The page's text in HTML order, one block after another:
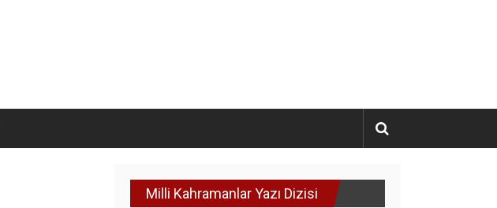
Milli Kahramanlar Yazı Dizisi